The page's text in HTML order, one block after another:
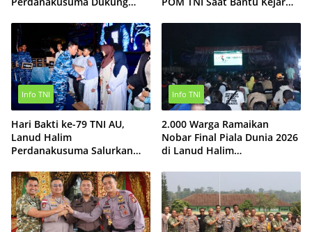
Info TNI
Hari Bakti ke-79 TNI AU,
Lanud Halim
Perdanakusuma Salurkan
Info TNI
2.000 Warga Ramaikan
Nobar Final Piala Dunia 2026
di Lanud Halim